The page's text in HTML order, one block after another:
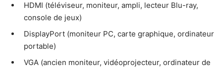
HDMI (téléviseur, moniteur, ampli, lecteur Blu-ray,
console de jeux)
DisplayPort (moniteur PC, carte graphique, ordinateur
portable)
VGA (ancien moniteur, vidéoprojecteur, ordinateur de